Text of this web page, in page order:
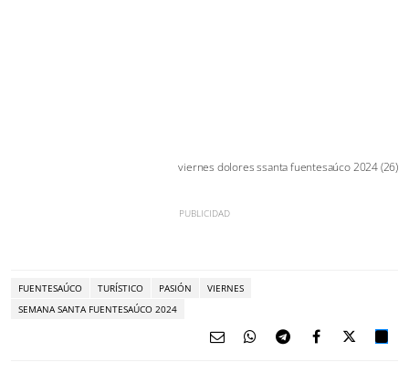
viernes dolores ssanta fuentesaúco 2024 (26)
FUENTESAÚCO TURÍSTICO PASIÓN
VIERNES
SEMANA SANTA FUENTESAÚCO 2024